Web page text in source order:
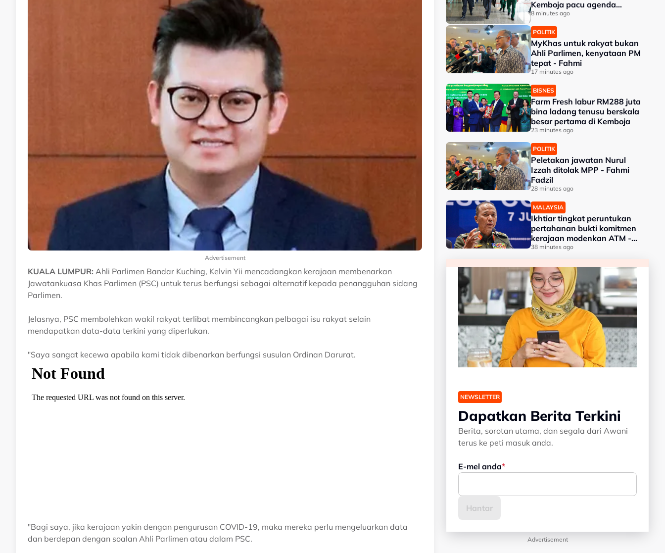
Advertisement
KUALA LUMPUR: Ahli Parlimen Bandar Kuching, Kelvin Yii mencadangkan kerajaan membenarkan
Jawatankuasa Khas Parlimen (PSC) untuk terus berfungsi sebagai alternatif kepada penangguhan sidang
Parlimen.
Jelasnya, PSC membolehkan wakil rakyat terlibat membincangkan pelbagai isu rakyat selain
mendapatkan data-data terkini yang diperlukan.
"Saya sangat kecewa apabila kami tidak dibenarkan berfungsi susulan Ordinan Darurat.
"Bagi saya, jika kerajaan yakin dengan pengurusan COVID-19, maka mereka perlu mengeluarkan data
dan berdepan dengan soalan Ahli Parlimen atau dalam PSC.
Kemboja pacu agenda
pertahanan
8 minutes ago
POLITIK
MyKhas untuk rakyat bukan
Ahli Parlimen, kenyataan PM
tepat - Fahmi
17 minutes ago
BISNES
Farm Fresh labur RM288 juta
bina ladang tenusu berskala
besar pertama di Kemboja
23 minutes ago
POLITIK
Peletakan jawatan Nurul
Izzah ditolak MPP - Fahmi
Fadzil
28 minutes ago
MALAYSIA
Ikhtiar tingkat peruntukan
pertahanan bukti komitmen
kerajaan modenkan ATM -
Panglima
38 minutes ago
NEWSLETTER
Dapatkan Berita Terkini
Berita, sorotan utama, dan segala dari Awani
terus ke peti masuk anda.
E-mel anda
Advertisement